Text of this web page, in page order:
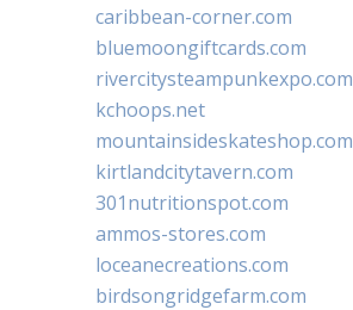
caribbean-corner.com
bluemoongiftcards.com
rivercitysteampunkexpo.com
kchoops.net
mountainsideskateshop.com
kirtlandcitytavern.com
301nutritionspot.com
ammos-stores.com
loceanecreations.com
birdsongridgefarm.com